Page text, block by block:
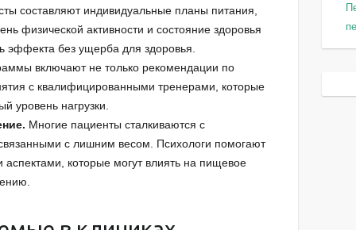
составляют индивидуальные планы питания,
физической активности и состояние здоровья
эффекта без ущерба для здоровья.
включают не только рекомендации по
с квалифицированными тренерами, которые
уровень нагрузки.
Многие пациенты сталкиваются с
с лишним весом. Психологи помогают
аспектами, которые могут влиять на пищевое